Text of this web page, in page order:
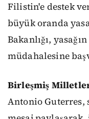
Filistin'e destek
büyük oranda
Bakanlığı,
müdahalesine
Birleşmiş
Antonio Guterres,